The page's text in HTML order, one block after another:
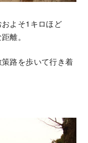
よそ1キロほど
離。
路を歩いて行き着